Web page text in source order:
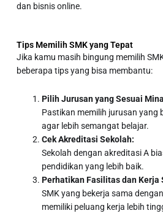
dan bisnis online.
Tips Memilih SMK yang Tepat
Jika kamu masih bingung memilih
beberapa tips yang bisa membantu:
Pilih Jurusan yang Sesuai
Pastikan memilih jurusan yang
agar lebih semangat belajar.
Cek Akreditasi Sekolah:
Sekolah dengan akreditasi A
pendidikan yang lebih baik.
Perhatikan Fasilitas dan Kerja
SMK yang bekerja sama
memiliki peluang kerja lebih